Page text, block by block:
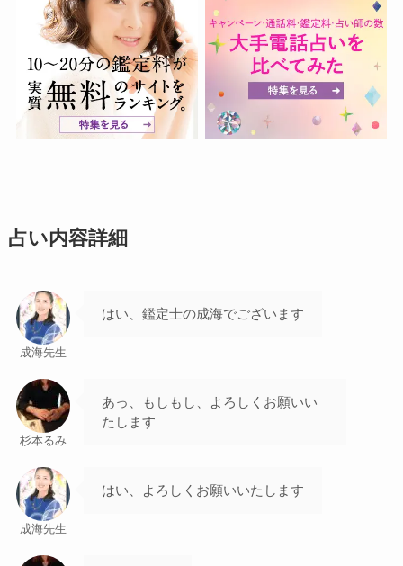
占い内容詳細
成海先生
はい、鑑定士の成海でございます
杉本るみ
あっ、もしもし、よろしくお願いい
たします
成海先生
はい、よろしくお願いいたします